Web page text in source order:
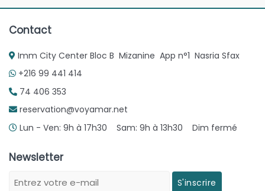
Contact
Imm City Center Bloc B Mizanine App n°1 Nasria Sfax
+216 99 441 414
74 406 353
reservation@voyamar.net
Lun - Ven: 9h à 17h30 Sam: 9h à 13h30 Dim fermé
Newsletter
S'inscrire